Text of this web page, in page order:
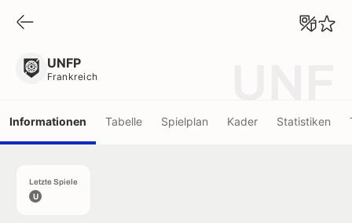
UNFP
Frankreich
Informationen Tabelle Spielplan Kader Statistiken
Letzte Spiele
U